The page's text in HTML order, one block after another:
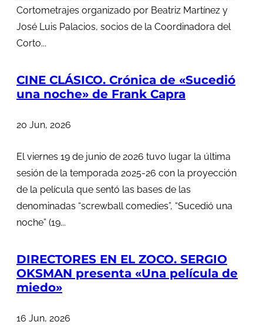
Cortometrajes organizado por Beatriz Martínez y
José Luis Palacios, socios de la Coordinadora del
Corto...
CINE CLÁSICO. Crónica de «Sucedió
una noche» de Frank Capra
20 Jun, 2026
El viernes 19 de junio de 2026 tuvo lugar la última
sesión de la temporada 2025-26 con la proyección
de la película que sentó las bases de las
denominadas “screwball comedies”, “Sucedió una
noche” (19...
DIRECTORES EN EL ZOCO. SERGIO
OKSMAN presenta «Una película de
miedo»
16 Jun, 2026